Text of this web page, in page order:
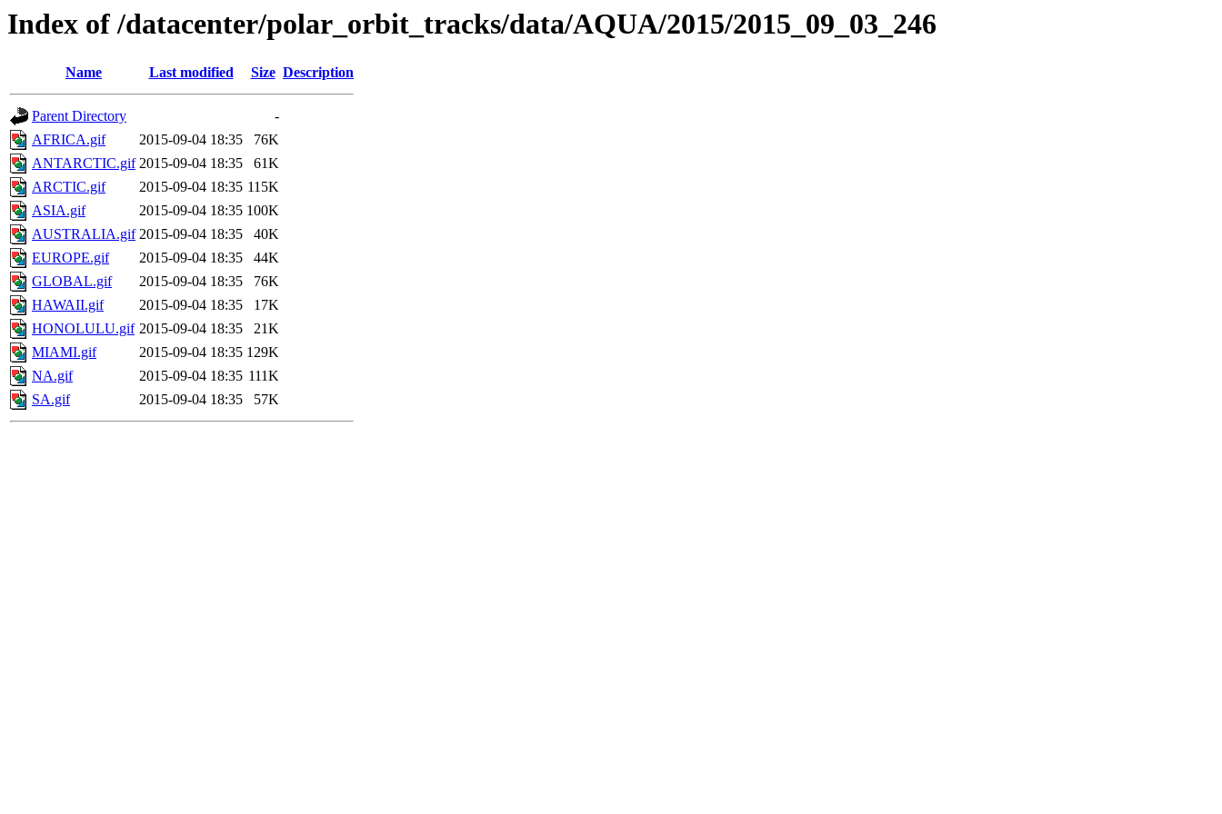
Index of /datacenter/polar_orbit_tracks/data/AQUA/2015/2015_09_03_246
Name Last modified Size Description
Parent Directory
-
AFRICA.gif
2015-09-04 18:35
76K
ANTARCTIC.gif 2015-09-04 18:35
61K
ARCTIC.gif
2015-09-04 18:35 115K
ASIA.gif
2015-09-04 18:35 100K
AUSTRALIA.gif 2015-09-04 18:35
40K
EUROPE.gif
2015-09-04 18:35
44K
GLOBAL.gif
2015-09-04 18:35
76K
HAWAII.gif
2015-09-04 18:35
17K
HONOLULU.gif 2015-09-04 18:35
21K
MIAMI.gif
2015-09-04 18:35 129K
NA.gif
2015-09-04 18:35 111K
SA.gif
2015-09-04 18:35 57K